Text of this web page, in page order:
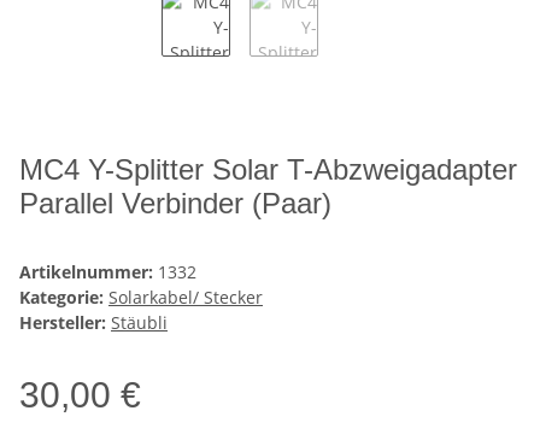
MC4 Y-Splitter Solar T-Abzweigadapter
Parallel Verbinder (Paar)
Artikelnummer: 1332
Kategorie: Solarkabel/ Stecker
Hersteller: Stäubli
30,00 €